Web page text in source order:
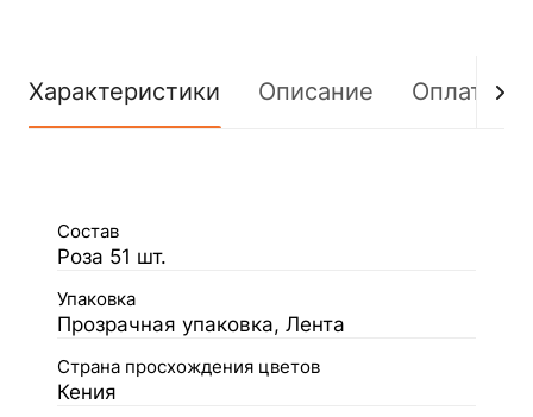
Характеристики Описание Оплата
Состав
Роза 51 шт.
Упаковка
Прозрачная упаковка, Лента
Страна просхождения цветов
Кения